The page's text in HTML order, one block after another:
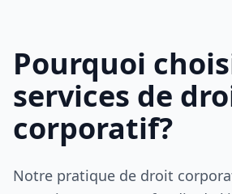
Pourquoi
services de
corporatif?
Notre pratique de droit